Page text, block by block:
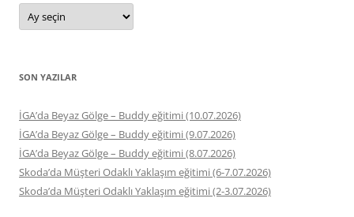
Arşivler
SON YAZILAR
İGA’da Beyaz Gölge – Buddy eğitimi (10.07.2026)
İGA’da Beyaz Gölge – Buddy eğitimi (9.07.2026)
İGA’da Beyaz Gölge – Buddy eğitimi (8.07.2026)
Skoda’da Müşteri Odaklı Yaklaşım eğitimi (6-7.07.2026)
Skoda’da Müşteri Odaklı Yaklaşım eğitimi (2-3.07.2026)